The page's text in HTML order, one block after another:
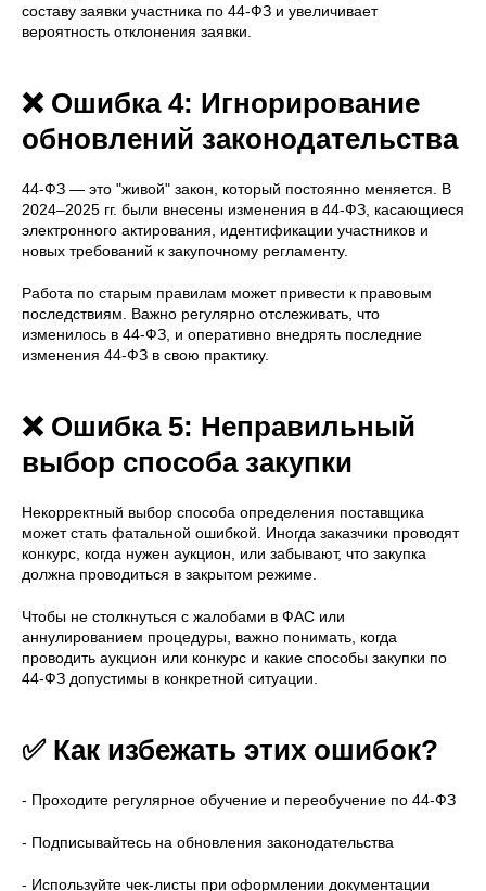
составу заявки участника по 44-ФЗ и увеличивает
вероятность отклонения заявки.
❌ Ошибка 4: Игнорирование
обновлений законодательства
44-ФЗ — это "живой" закон, который постоянно меняется. В
2024–2025 гг. были внесены изменения в 44-ФЗ, касающиеся
электронного актирования, идентификации участников и
новых требований к закупочному регламенту.
Работа по старым правилам может привести к правовым
последствиям. Важно регулярно отслеживать, что
изменилось в 44-ФЗ, и оперативно внедрять последние
изменения 44-ФЗ в свою практику.
❌ Ошибка 5: Неправильный
выбор способа закупки
Некорректный выбор способа определения поставщика
может стать фатальной ошибкой. Иногда заказчики проводят
конкурс, когда нужен аукцион, или забывают, что закупка
должна проводиться в закрытом режиме.
Чтобы не столкнуться с жалобами в ФАС или
аннулированием процедуры, важно понимать, когда
проводить аукцион или конкурс и какие способы закупки по
44-ФЗ допустимы в конкретной ситуации.
✅ Как избежать этих ошибок?
- Проходите регулярное обучение и переобучение по 44-ФЗ
- Подписывайтесь на обновления законодательства
- Используйте чек-листы при оформлении документации